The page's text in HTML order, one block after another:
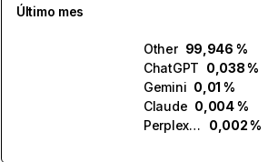
Último mes
Other 99,946 %
ChatGPT 0,038 %
Gemini 0,01 %
Claude 0,004 %
Perplexity
0,002 %